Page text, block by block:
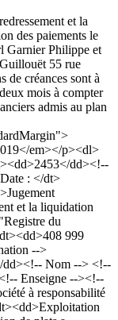
et la
des paiements le
Garnier Philippe et
55 rue
de créances sont à
mois à compter
admis au plan
em></p><dl>
dd><!--
: </dt>
et la liquidation
du
999
-->
Nom --> <!--
Enseigne --><!--
à responsabilité